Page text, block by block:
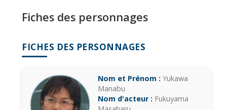
Fiches des personnages
FICHES DES PERSONNAGES
Nom et Prénom : Yukawa
Manabu
Nom d'acteur : Fukuyama